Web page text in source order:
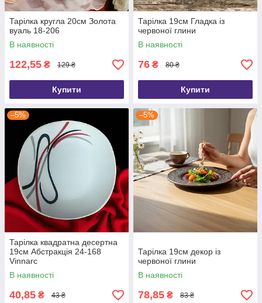
Тарілка кругла 20см Золота
вуаль 18-206
В наявності
122,55 ₴ 129 ₴
Купити
Тарілка 19см Гладка із
червоної глини
В наявності
76 ₴ 80 ₴
Купити
–5%
Тарілка квадратна десертна
19см Абстракція 24-168
Vinnarc
В наявності
40,85 ₴ 43 ₴
–5%
Тарілка 19см декор із
червоної глини
В наявності
78,85 ₴ 83 ₴